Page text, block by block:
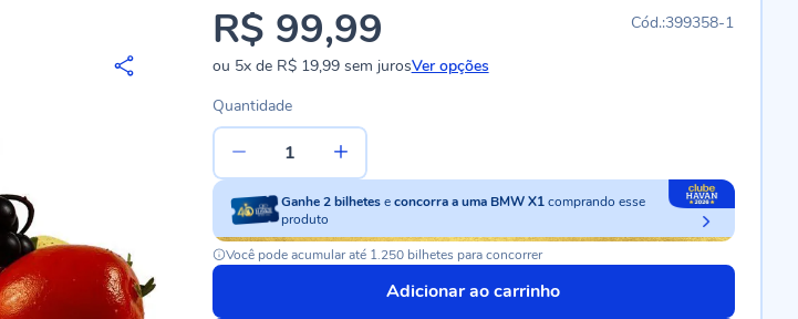
399358-1
R$ 99,99
ou 5xde R$ 19,99sem jurosVer opções
Quantidade
Ganhe2 bilhetes econcorra a uma BMW X1comprando esse
produto
Você pode acumular até 1.250 bilhetes para concorrer
Adicionar ao carrinho